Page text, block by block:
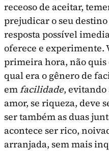
receoso de aceitar,
prejudicar o seu
resposta possível
oferece e experi­mente.
primeira hora, não
qual era o gêne­ro de
emfacilidade,
amor, se riqueza, deve
ser também as duas
acontece ser rico,
arranjada, sem mais